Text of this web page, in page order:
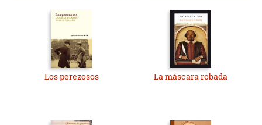
Los perezosos La máscara robada